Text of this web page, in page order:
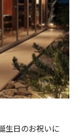
生日のお祝いに